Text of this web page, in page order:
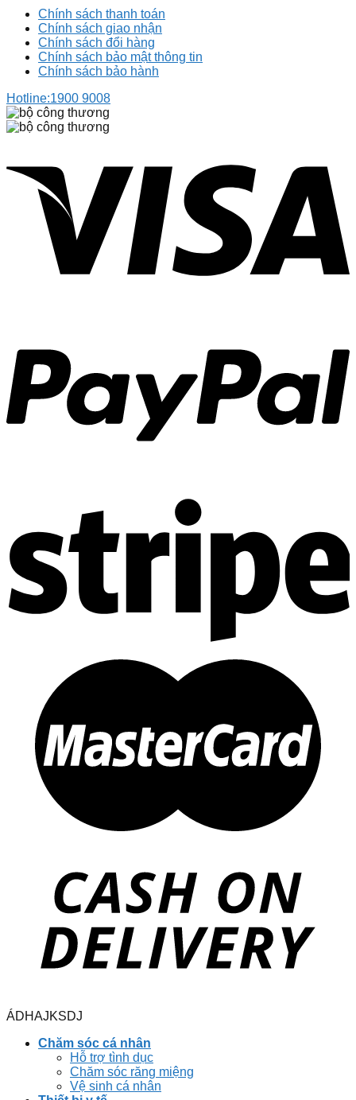
Chính sách thanh toán
Chính sách giao nhận
Chính sách đổi hàng
Chính sách bảo mật thông tin
Chính sách bảo hành
Hotline:1900 9008
ÁDHAJKSDJ
Chăm sóc cá nhân
Hỗ trợ tình dục
Chăm sóc răng miệng
Vệ sinh cá nhân